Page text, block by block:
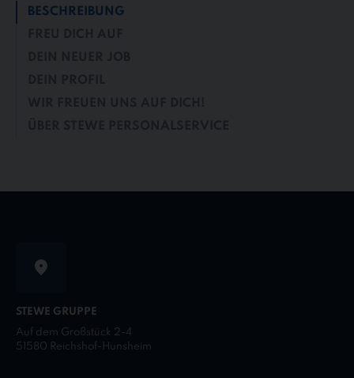
BESCHREIBUNG
STEWE GRUPPE
Auf dem Großstück 2-4
51580 Reichshof-Hunsheim